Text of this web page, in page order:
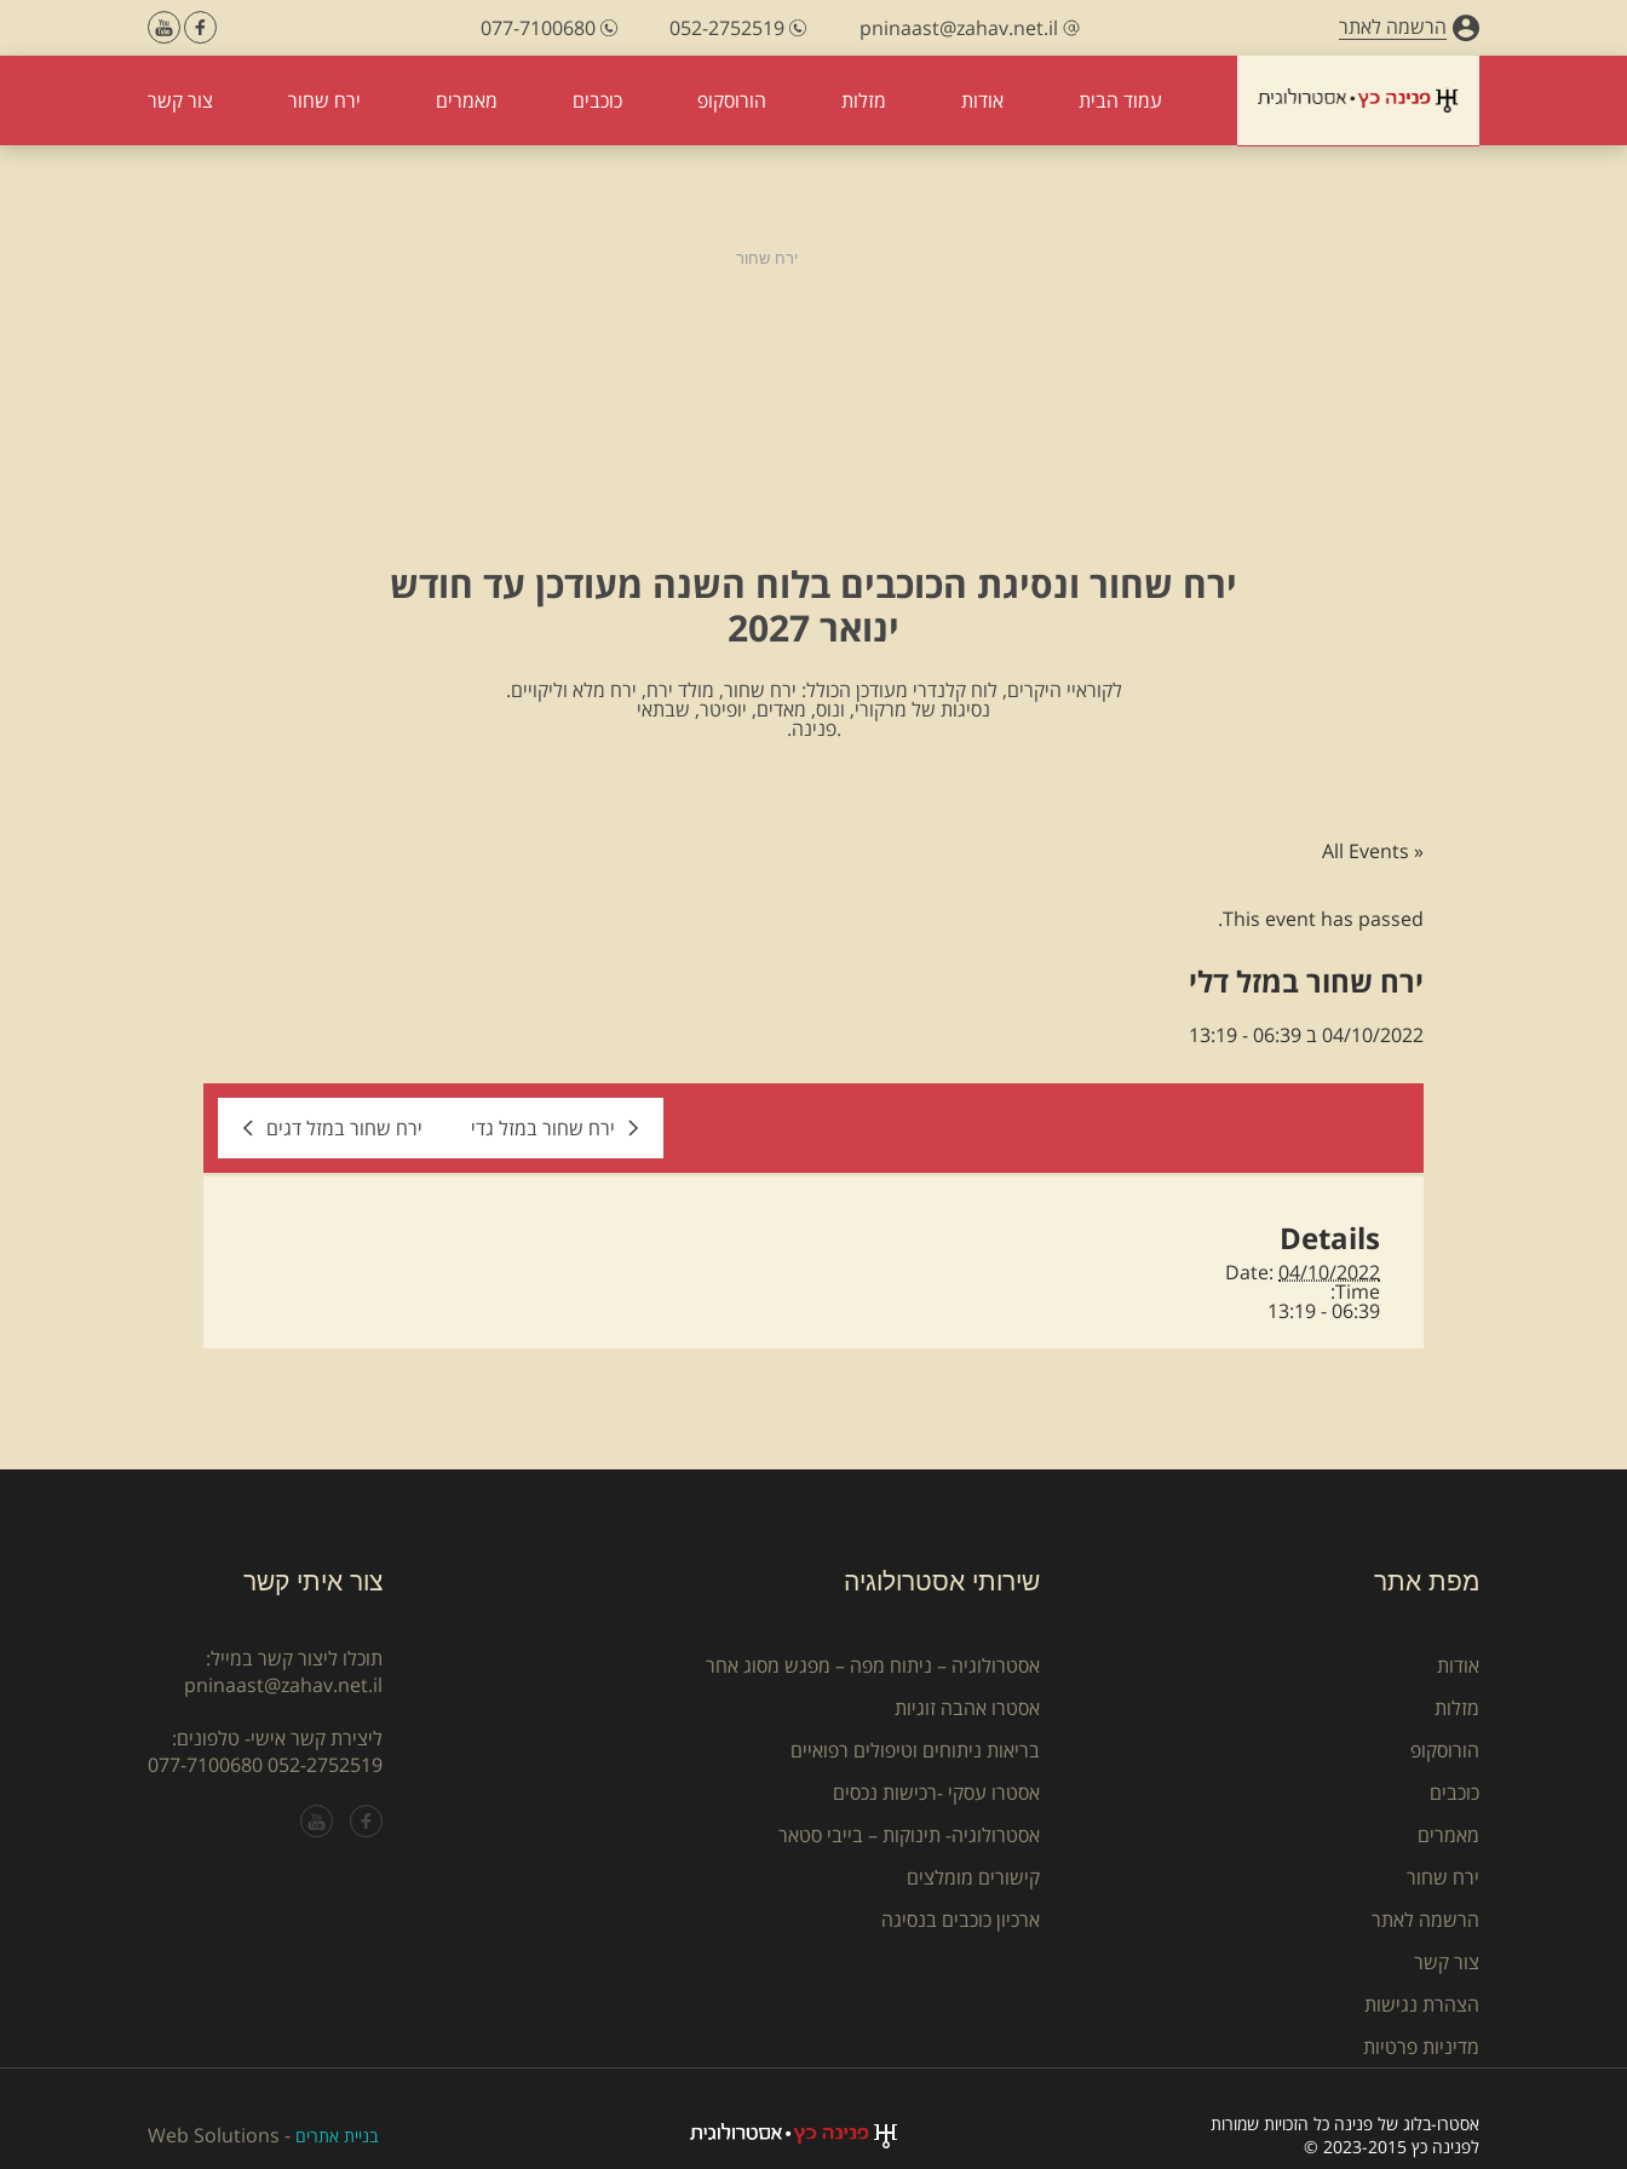
הרשמה לאתר pninaast@zahav.net.il
052-2752519
077-7100680
עמוד הבית אודות מזלות הורוסקופ כוכבים מאמרים ירח שחור צור קשר
ירח שחור
ירח שחור ונסיגת הכוכבים בלוח השנה מעודכן עד חודש
ינואר 2027
לקוראיי היקרים, לוח קלנדרי מעודכן הכולל: ירח שחור, מולד ירח, ירח מלא וליקויים.
נסיגות של מרקורי, ונוס, מאדים, יופיטר, שבתאי
.פנינה.
« All Events
This event has passed.
ירח שחור במזל דלי
04/10/2022 ב 06:39 -
13:19
ירח שחור במזל גדי ירח שחור במזל דגים
Details
Date: 04/10/2022
Time:
06:39 - 13:19
מפת אתר
אודות
מזלות
הורוסקופ
כוכבים
מאמרים
ירח שחור
הרשמה לאתר
צור קשר
הצהרת נגישות
מדיניות פרטיות
שירותי אסטרולוגיה
אסטרולוגיה – ניתוח מפה – מפגש מסוג אחר
אסטרו אהבה זוגיות
בריאות ניתוחים וטיפולים רפואיים
אסטרו עסקי -רכישות נכסים
אסטרולוגיה- תינוקות – בייבי סטאר
קישורים מומלצים
ארכיון כוכבים בנסיגה
צור איתי קשר
תוכלו ליצור קשר במייל:
pninaast@zahav.net.il
ליצירת קשר אישי- טלפונים:
052-2752519
077-7100680
אסטרו-בלוג של פנינה כל הזכויות שמורות
לפנינה כץ 2023-2015 ©
בניית אתרים -
Web Solutions